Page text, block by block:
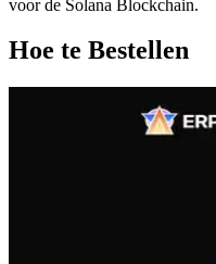
voor de Solana Blockchain.
Hoe te Bestellen